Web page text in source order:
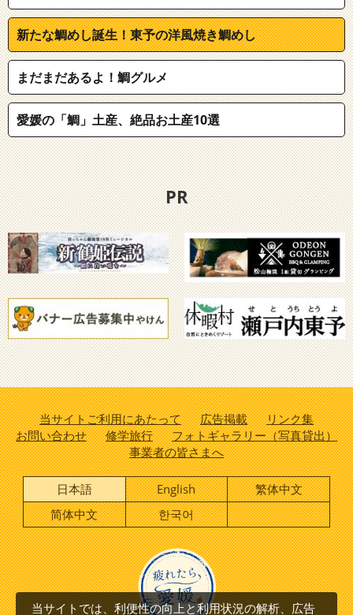
新たな鯛めし誕生！東予の洋風焼き鯛めし
まだまだあるよ！鯛グルメ
愛媛の「鯛」土産、絶品お土産10選
PR
当サイトご利用にあたって 広告掲載
リンク集
お問い合わせ
修学旅行
フォトギャラリー（写真貸出）
事業者の皆さまへ
日本語 English
繁体中文
简体中文
한국어
当サイトでは、利便性の向上と利用状況の解析、広告